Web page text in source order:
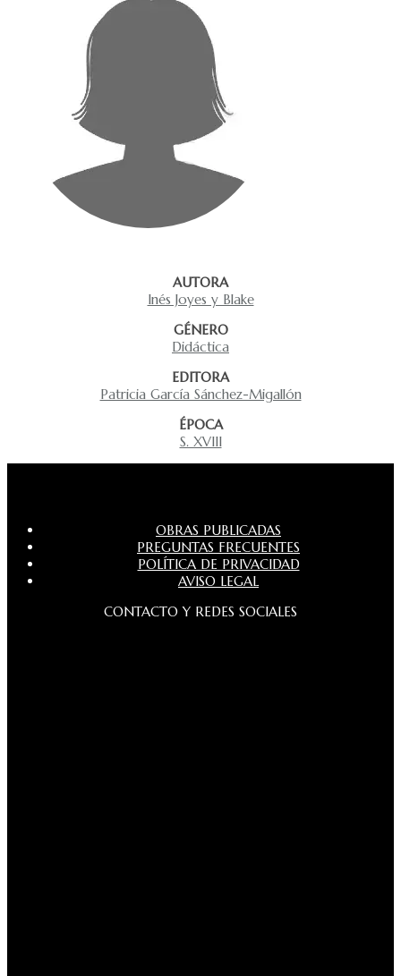
AUTORA
Inés Joyes y Blake
GÉNERO
Didáctica
EDITORA
Patricia García Sánchez-Migallón
ÉPOCA
S. XVIII
OBRAS PUBLICADAS
PREGUNTAS FRECUENTES
POLÍTICA DE PRIVACIDAD
AVISO LEGAL
CONTACTO Y REDES SOCIALES